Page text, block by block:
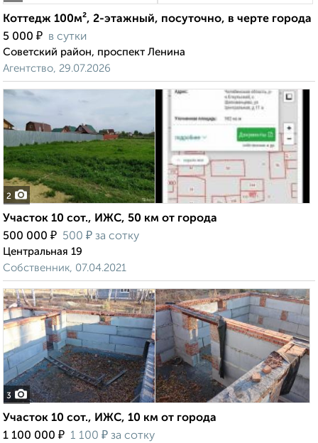
Коттедж 100м², 2-этажный, посуточно, в черте города
5 000 ₽ в сутки
Советский район, проспект Ленина
Агентство, 29.07.2026
2
Участок 10 сот., ИЖС, 50 км от города
500 000 ₽ 500 ₽ за сотку
Центральная 19
Собственник, 07.04.2021
3
Участок 10 сот., ИЖС, 10 км от города
1 100 000 ₽ 1 100 ₽ за сотку